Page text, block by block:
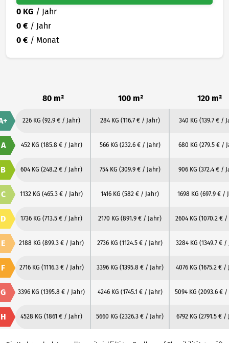
0 KG / Jahr
0 € / Jahr
0 € / Monat
80 m² 100 m² 120 m²
226 KG (92.9 € / Jahr) 284 KG (116.7 € / Jahr) 340 KG (139.7 € /
A 452 KG (185.8 € / Jahr) 566 KG (232.6 € / Jahr) 680 KG (279.5 € /
B 604 KG (248.2 € / Jahr) 754 KG (309.9 € / Jahr) 906 KG (372.4 € /
C 1132 KG (465.3 € / Jahr) 1416 KG (582 € / Jahr) 1698 KG (697.9 € /
D 1736 KG (713.5 € / Jahr) 2170 KG (891.9 € / Jahr) 2604 KG (1070.2 € /
E 2188 KG (899.3 € / Jahr) 2736 KG (1124.5 € / Jahr) 3284 KG (1349.7 € /
F 2716 KG (1116.3 € / Jahr) 3396 KG (1395.8 € / Jahr) 4076 KG (1675.2 € /
G 3396 KG (1395.8 € / Jahr) 4246 KG (1745.1 € / Jahr) 5094 KG (2093.6 € /
H 4528 KG (1861 € / Jahr) 5660 KG (2326.3 € / Jahr) 6792 KG (2791.5 € /